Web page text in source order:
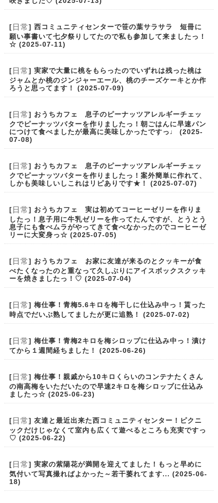
[ 日常] 西コミュニティセンターで笹の葉サラサラ 短冊に
願い事書いて七夕祭りしてたので私も参加して来ましたっ！
☆ (2025-07-11)
[ 日常] 実家で大量に桃をもらったのでいずれは残った桃は
ジャムとか桃のジンジャーエール、桃のチーズケーキとか作
ろうと思ってます！ (2025-07-09)
[ 日常] おうちカフェ 息子のピーナッツアレルギーチェッ
クでピーナッツバターを作りましたっ！朝ごはんに早速パン
につけて食べましたが最高に美味しかったですっ♩ (2025-
07-08)
[ 日常] おうちカフェ 息子のピーナッツアレルギーチェッ
クでピーナッツバターを作りましたっ！案外簡単に作れて、
しかも美味しいしこれはリピありです★！ (2025-07-07)
[ 日常] おうちカフェ 実は初めてコーヒーゼリーを作りま
したっ！息子用に牛乳ゼリーを作ってたんですが、とうとう
息子にも食べムラがやってきて食べなかったのでコーヒーゼ
リーに大変身っ☆ (2025-07-05)
[ 日常] おうちカフェ お家に友達が来るのとクッキーが食
べたくなったのと重なって久しぶりにアイスボックスクッキ
ーを焼きましたっ！♡ (2025-07-04)
[ 日常] 梅仕事！青梅5.6キロを梅干しに仕込み中っ！貰った
時点でだいぶ熟してましたが更に追熟！ (2025-07-02)
[ 日常] 梅仕事！青梅2キロを梅シロップに仕込み中っ！漬け
てから１週間経ちました！ (2025-06-26)
[ 日常] 梅仕事！親戚から10キロくらいのコンテナたくさん
の南高梅をいただいたので早速2キロを梅シロップに仕込み
ましたっ☆ (2025-06-23)
[ 日常] 友達と最近出来た西コミュニティセンター！ピクニ
ックだけじゃなくて室内も広くて遊べるところも充実ですっ
♡ (2025-06-22)
[ 日常] 実家の紫陽花が満開を迎えてました！もっと早めに
気付いて写真撮ればよかった～若干萎れてます... (2025-06-
18)